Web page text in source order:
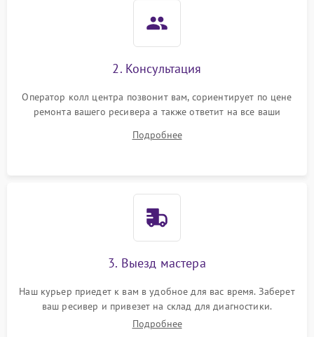
2. Консультация
Оператор колл центра позвонит вам, сориентирует по цене
ремонта вашего ресивера а также ответит на все ваши
Подробнее
3. Выезд мастера
Наш курьер приедет к вам в удобное для вас время. Заберет
ваш ресивер и привезет на склад для диагностики.
Подробнее